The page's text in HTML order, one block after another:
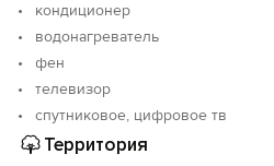
кондиционер
водонагреватель
фен
телевизор
спутниковое, цифровое тв
Территория